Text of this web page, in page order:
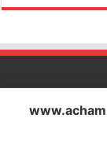
والاشهار